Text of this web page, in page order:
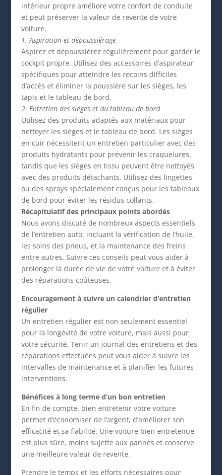
intérieur propre améliore votre confort de conduite
et peut préserver la valeur de revente de votre
voiture.
1. Aspiration et dépoussiérage
Aspirez et dépoussiérez régulièrement pour garder le
cockpit propre. Utilisez des accessoires d’aspirateur
spécifiques pour atteindre les recoins difficiles
d’accès et éliminer la poussière sur les sièges, les
tapis et le tableau de bord.
2. Entretien des sièges et du tableau de bord
Utilisez des produits adaptés aux matériaux pour
nettoyer les sièges et le tableau de bord. Les sièges
en cuir nécessitent un entretien particulier avec des
produits hydratants pour prévenir les craquelures,
tandis que les sièges en tissu peuvent être nettoyés
avec des produits détachants. Utilisez des lingettes
ou des sprays spécialement conçus pour les tableaux
de bord pour éviter les résidus collants.
Récapitulatif des principaux points abordés
Nous avons discuté de nombreux aspects essentiels
de l’entretien auto, incluant la vérification de l’huile,
les soins des pneus, et la maintenance des freins
entre autres. Suivre ces conseils peut vous aider à
prolonger la durée de vie de votre voiture et à éviter
des réparations coûteuses.
Encouragement à suivre un calendrier d’entretien
régulier
Un entretien régulier est non seulement essentiel
pour la longévité de votre voiture, mais aussi pour
votre sécurité. Tenir un journal des entretiens et des
réparations effectuées peut vous aider à suivre les
intervalles de maintenance et à planifier les futures
interventions.
Bénéfices à long terme d’un bon entretien
En fin de compte, bien entretenir votre voiture
permet d’économiser de l’argent, d’améliorer son
efficacité et sa fiabilité. Une voiture bien entretenue
est plus sûre, moins sujette aux pannes et conserve
une meilleure valeur de revente.
Prendre le temps et les efforts nécessaires pour